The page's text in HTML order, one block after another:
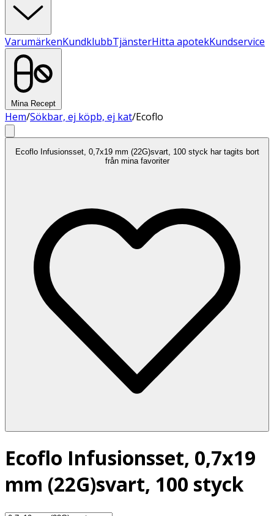
VarumärkenKundklubbTjänsterHitta apotekKundservice
Mina Recept
Hem/Sökbar, ej köpb, ej kat/Ecoflo
Ecoflo Infusionsset, 0,7x19 mm (22G)svart, 100 styck har tagits bort
från mina favoriter
Ecoflo Infusionsset, 0,7x19
mm (22G)svart, 100 styck